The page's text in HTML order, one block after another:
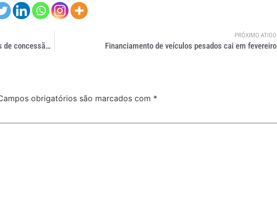
ANTT regulamenta revisões tarifárias nos contratos de concessão rodoviária
PRÓXIMO ATIGO
Financiamento de veículos pesados cai em fevereiro
obrigatórios são marcados com *